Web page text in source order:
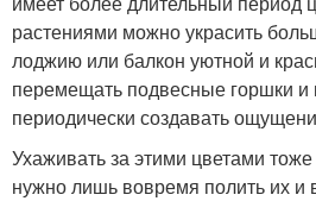
растениями можно украсить
лоджию или балкон уютной и
перемещать подвесные горшки и
периодически создавать
Ухаживать за этими цветами
нужно лишь вовремя полить их и